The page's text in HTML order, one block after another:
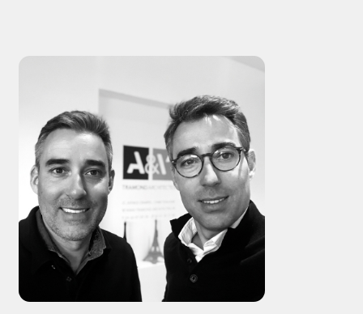
bois avec veinage prononcé. Pari réussi avec ce petit local qui est
d’écrin pour sa nouvelle fonction.